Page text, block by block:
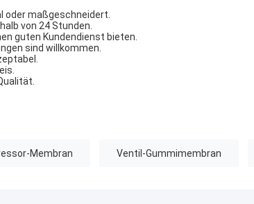
oder maßgeschneidert.
von 24 Stunden.
guten Kundendienst bieten.
sind willkommen.
Membran Ventil-Gummimembran